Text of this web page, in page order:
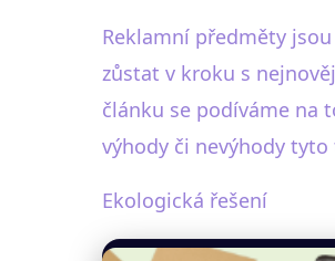
Reklamní předměty
zůstat v kroku s
článku se podíváme na
výhody či nevýhody
Ekologická řešení